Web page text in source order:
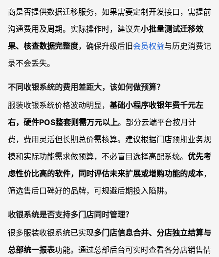
商是否提供数据迁移服务，如果需要定制开发接口，需提前
沟通费用及周期。实际操作时，建议先小批量测试迁移效
果、核查数据完整度，确保升级后旧会员权益与历史消费记
录不会丢失。
不同收银系统的费用差距大，该如何做预算？
服装收银系统价格波动明显， 基础小程序收银年费千元左
右，硬件POS整套则需万元以上。部分云端平台按月计
费，费用灵活但长期总价需核算。建议根据门店预期业务规
模和实际功能需求做预算，不必盲目选择高配系统。 优先考
虑性价比高的软件，同时评估未来扩展或增购功能的成本，
筛选售后口碑好的品牌，可规避后期投入陷阱。
收银系统是否支持多门店同时管理？
很多服装收银系统已实现多门店信息合并、分店独立结算与
总部统一报表功能。通过总部后台可实时查看各分店销售情